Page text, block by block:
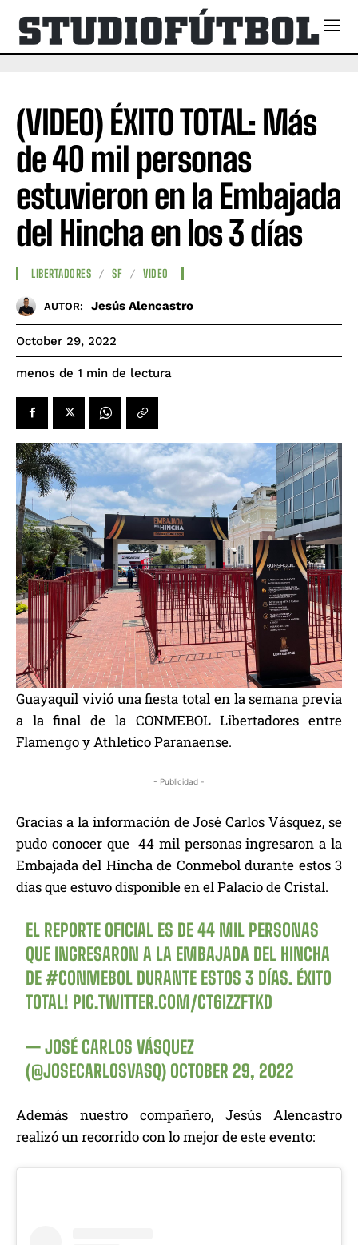
(VIDEO) ÉXITO TOTAL: Más
de 40 mil personas
estuvieron en la Embajada
del Hincha en los 3 días
LIBERTADORES SF VIDEO
AUTOR: Jesús Alencastro
October 29, 2022
menos de 1 min de lectura
Guayaquil vivió una fiesta total en la semana previa
a la final de la CONMEBOL Libertadores entre
Flamengo y Athletico Paranaense.
- Publicidad -
Gracias a la información de José Carlos Vásquez, se
pudo conocer que 44 mil personas ingresaron a la
Embajada del Hincha de Conmebol durante estos 3
días que estuvo disponible en el Palacio de Cristal.
EL REPORTE OFICIAL ES DE 44 MIL PERSONAS
QUE INGRESARON A LA EMBAJADA DEL HINCHA
DE#CONMEBOL DURANTE ESTOS 3 DÍAS. ÉXITO
TOTAL! PIC.TWITTER.COM/CT6IZZFTKD
— JOSÉ CARLOS VÁSQUEZ
(@JOSECARLOSVASQ) OCTOBER 29, 2022
Además nuestro compañero, Jesús Alencastro
realizó un recorrido con lo mejor de este evento: